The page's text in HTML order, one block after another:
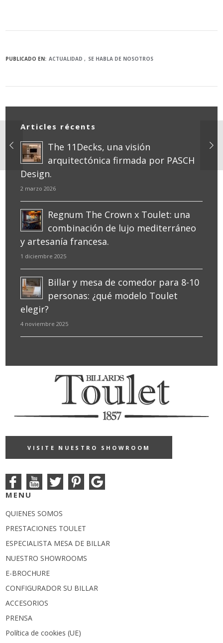
PUBLICADO EN: ACTUALIDAD SE HABLA DE NOSOTROS
Articles récents
The 11Decks, una visión
arquitectónica firmada por PASCH
Design.
2 marzo 2026
Regnum The Crown x Toulet: una
combinación de lujo mediterráneo
y artesanía francesa.
1 diciembre 2025
Billar y mesa de comedor para 8-10
personas: ¿qué modelo Toulet
elegir?
4 noviembre 2025
VISITE NUESTRO SHOWROOM
MENU
QUIENES SOMOS
PRESTACIONES TOULET
ESPECIALISTA MESA DE BILLAR
NUESTRO SHOWROOMS
E-BROCHURE
CONFIGURADOR SU BILLAR
ACCESORIOS
PRENSA
Política de cookies (UE)